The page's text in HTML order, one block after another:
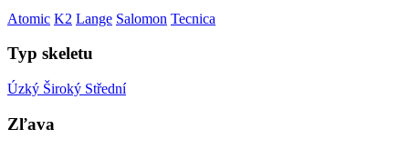
Atomic K2 Lange Salomon Tecnica
Typ skeletu
Úzký Široký Střední
Zľava